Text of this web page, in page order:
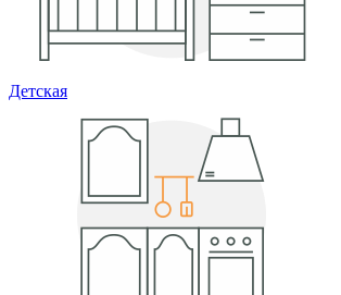
Детская